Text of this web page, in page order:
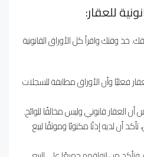
للعقار:
وقتك واقرأ كل الأوراق القانونية
فعليًا وأن الأوراق مطابقة للسجلات
أن العقار قانوني وليس مخالفًا للوائح.
أن لديه إذنًا مكتوبًا وموثقًا لبيع